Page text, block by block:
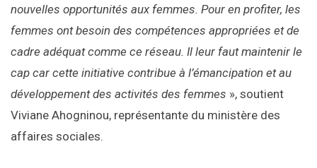
nouvelles opportunités aux femmes. Pour en profiter, les
femmes ont besoin des compétences appropriées et de
cadre adéquat comme ce réseau. Il leur faut maintenir le
cap car cette initiative contribue à l’émancipation et au
développement des activités des femmes », soutient
Viviane Ahogninou, représentante du ministère des
affaires sociales.